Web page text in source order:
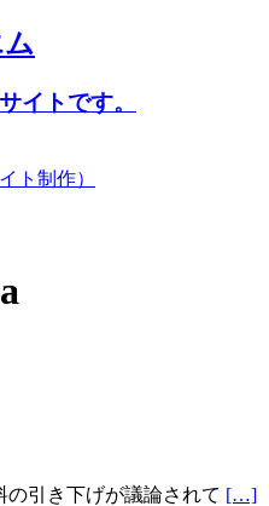
イトです。
ト制作）
引き下げが議論されて […]